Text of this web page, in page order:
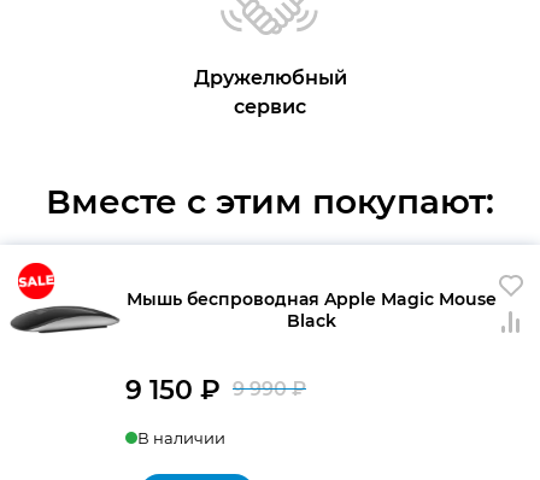
Дружелюбный
сервис
Вместе с этим покупают:
Мышь беспроводная Apple Magic Mouse
Black
9 990₽
9 150 ₽
В наличии